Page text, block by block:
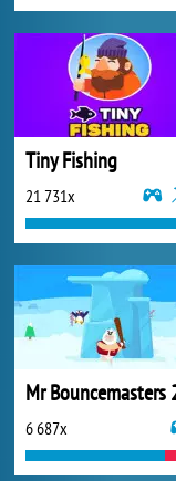
Tiny Fishing
21 731x
Mr Bouncemasters
6 687x